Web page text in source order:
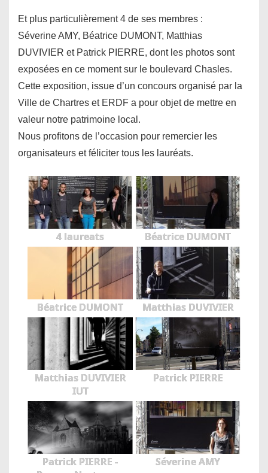
Et plus particulièrement 4 de ses membres :
Séverine AMY, Béatrice DUMONT, Matthias
DUVIVIER et Patrick PIERRE, dont les photos sont
exposées en ce moment sur le boulevard Chasles.
Cette exposition, issue d’un concours organisé par la
Ville de Chartres et ERDF a pour objet de mettre en
valeur notre patrimoine local.
Nous profitons de l’occasion pour remercier les
organisateurs et féliciter tous les lauréats.
4 laureats Béatrice DUMONT
Béatrice DUMONT Matthias DUVIVIER
Matthias DUVIVIER
IUT
Patrick PIERRE
Patrick PIERRE -
Séverine AMY